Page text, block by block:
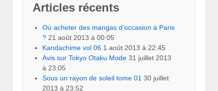
Articles récents
Où acheter des mangas d’occasion à Paris
? 21 août 2013 à 00:05
Kandachime vol 06 1 août 2013 à 22:45
Avis sur Tokyo Otaku Mode 31 juillet 2013
à 23:05
Sous un rayon de soleil tome 01 30 juillet
2013 à 23:52